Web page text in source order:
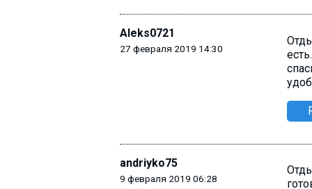
Aleks0721
27 февраля 2019 14:30
andriyko75
9 февраля 2019 06:28